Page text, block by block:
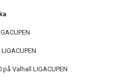
Valhall LIGACUPEN